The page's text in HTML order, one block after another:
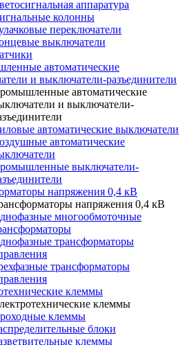
аппаратура
колонны
переключатели
выключатели
автоматические
и выключатели-разъединители
автоматические
и выключатели-
автоматические выключатели
автоматические
выключатели-
напряжения 0,4 кВ
напряжения 0,4 кВ
многообмоточные
трансформаторы
трансформаторы
клеммы
клеммы
клеммы
блоки
клеммы